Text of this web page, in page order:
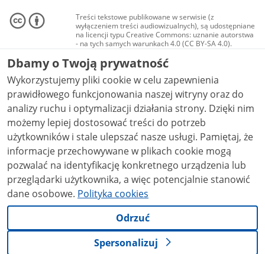
Treści tekstowe publikowane w serwisie (z
wyłączeniem treści audiowizualnych), są udostępniane
na licencji typu Creative Commons: uznanie autorstwa
- na tych samych warunkach 4.0 (CC BY-SA 4.0).
Materiały audiowizualne, w tym zdjęcia, materiały
audio i wideo, są udostępniane na licencji typu
Creative Commons: uznanie autorstwa użycie
niekomercyjne - bez utworów zależnych 4.0 (CC BY-
NC-ND 4.0), o ile nie jest to stwierdzone inaczej.
Dbamy o Twoją prywatność
Wykorzystujemy pliki cookie w celu zapewnienia
prawidłowego funkcjonowania naszej witryny oraz do
analizy ruchu i optymalizacji działania strony. Dzięki nim
możemy lepiej dostosować treści do potrzeb
użytkowników i stale ulepszać nasze usługi. Pamiętaj, że
informacje przechowywane w plikach cookie mogą
pozwalać na identyfikację konkretnego urządzenia lub
przeglądarki użytkownika, a więc potencjalnie stanowić
dane osobowe. Polityka cookies
Odrzuć
Spersonalizuj